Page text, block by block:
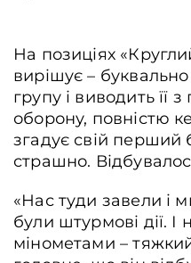
На позиціях
вирішує –
групу і виводить її
оборону, повністю
згадує свій перший
страшно.
«Нас туди завели і
були штурмові дії.
мінометами –